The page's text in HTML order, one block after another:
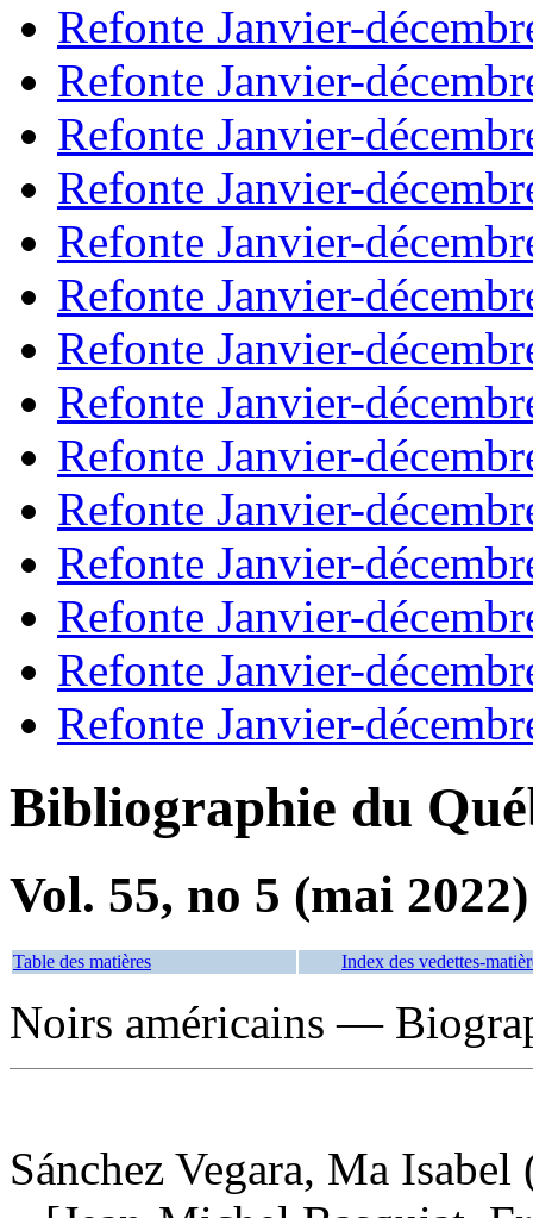
Refonte Janvier-
Refonte Janvier-
Refonte Janvier-
Refonte Janvier-
Refonte Janvier-
Refonte Janvier-
Refonte Janvier-
Refonte Janvier-
Refonte Janvier-
Refonte Janvier-
Refonte Janvier-
Refonte Janvier-
Refonte Janvier-
Refonte Janvier-
Bibliographie du
Vol. 55, no 5 (mai 2022)
Table des matières Index des vedettes-
Noirs américains —
Sánchez Vegara, Ma